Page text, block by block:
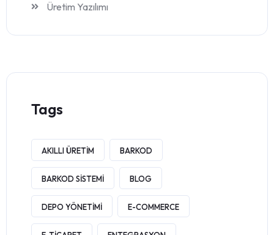
Üretim Yazılımı
Tags
AKILLI ÜRETIM BARKOD
BARKOD SISTEMI BLOG
DEPO YÖNETIMI E-COMMERCE